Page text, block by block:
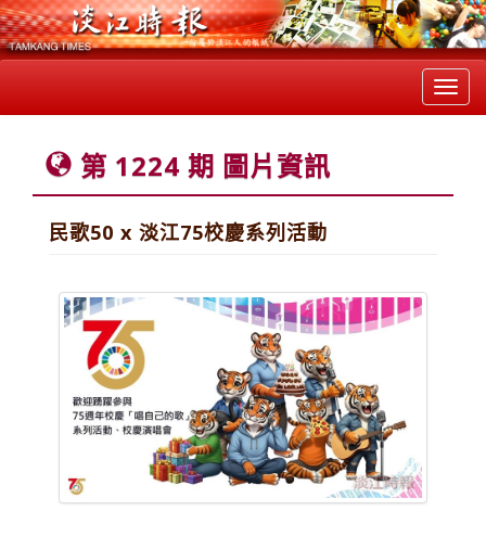
第 1224 期 圖片資訊
民歌50 x 淡江75校慶系列活動